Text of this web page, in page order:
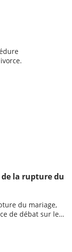
la rupture du
du mariage,
de débat sur les
implique